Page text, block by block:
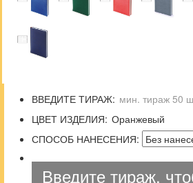
ВВЕДИТЕ ТИРАЖ:
ЦВЕТ ИЗДЕЛИЯ:
СПОСОБ НАНЕСЕНИЯ:
Введите тираж,